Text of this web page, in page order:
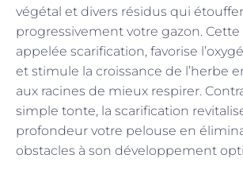
végétal et divers résidus qui
progressivement votre gazon.
appelée scarification, favorise
et stimule la croissance de l’herbe
aux racines de mieux respirer.
simple tonte, la scarification
profondeur votre pelouse en
obstacles à son développement